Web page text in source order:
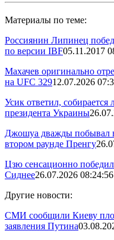
Материалы по теме:
Россиянин Липинец
по версии IBF05.11.2017
Махачев оригинально
на UFC 32912.07.2026
Усик ответил, собирается
президента Украины
Джошуа дважды побывал
втором раунде Пренгу
Цзю сенсационно
Сиднее26.07.2026 08:24:56
Другие новости:
СМИ сообщили Киеву
заявления Путина